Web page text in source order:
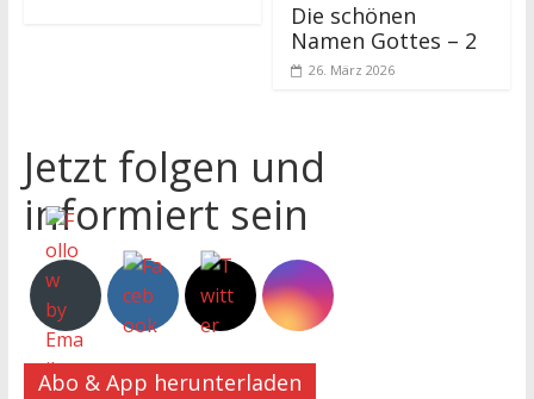
Die schönen
Namen Gottes – 2
26. März 2026
Jetzt folgen und
informiert sein
Abo & App herunterladen